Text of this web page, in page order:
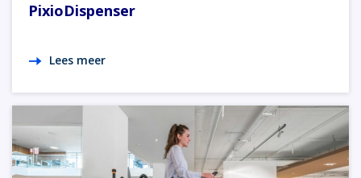
PixioDispenser
Lees meer